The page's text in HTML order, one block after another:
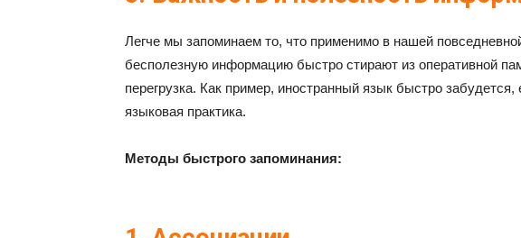
Легче мы запоминаем то, что применимо в нашей
бесполезную информацию быстро стирают из оперативной
перегрузка. Как пример, иностранный язык быстро забудется,
языковая практика.
Методы быстрого запоминания: